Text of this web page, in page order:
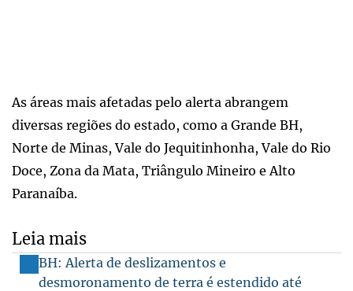
As áreas mais afetadas pelo alerta abrangem
diversas regiões do estado, como a Grande BH,
Norte de Minas, Vale do Jequitinhonha, Vale do Rio
Doce, Zona da Mata, Triângulo Mineiro e Alto
Paranaíba.
Leia mais
BH: Alerta de deslizamentos e
desmoronamento de terra é estendido até